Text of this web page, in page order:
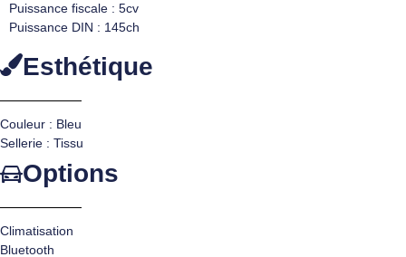
Puissance fiscale : 5cv
Puissance DIN : 145ch
Esthétique
Couleur : Bleu
Sellerie : Tissu
Options
Climatisation
Bluetooth